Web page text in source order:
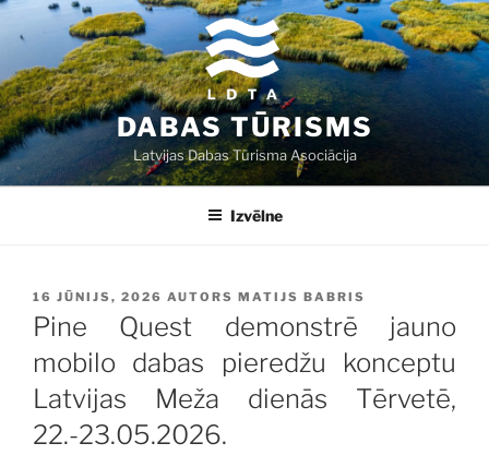
Doties
saturu
DABAS TŪRISMS
Latvijas Dabas Tūrisma Asociācija
Izvēlne
PUBLICĒTS
16 JŪNIJS, 2026 AUTORS MATIJS BABRIS
Pine Quest demonstrē jauno
mobilo dabas pieredžu konceptu
Latvijas Meža dienās Tērvetē,
22.-23.05.2026.